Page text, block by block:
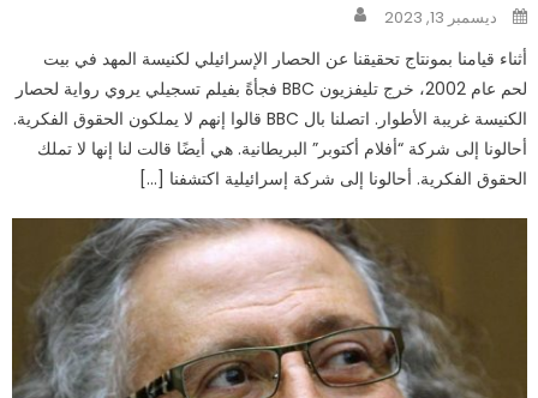
Posted
onديسمبر 13, 2023
أثناء قيامنا بمونتاج تحقيقنا عن الحصار الإسرائيلي لكنيسة المهد في بيت
لحم عام 2002، خرج تليفزيون BBC فجأةً بفيلم تسجيلي يروي رواية لحصار
الكنيسة غريبة الأطوار. اتصلنا بال BBC قالوا إنهم لا يملكون الحقوق الفكرية.
أحالونا إلى شركة “أفلام أكتوبر” البريطانية. هي أيضًا قالت لنا إنها لا تملك
الحقوق الفكرية. أحالونا إلى شركة إسرائيلية اكتشفنا […]